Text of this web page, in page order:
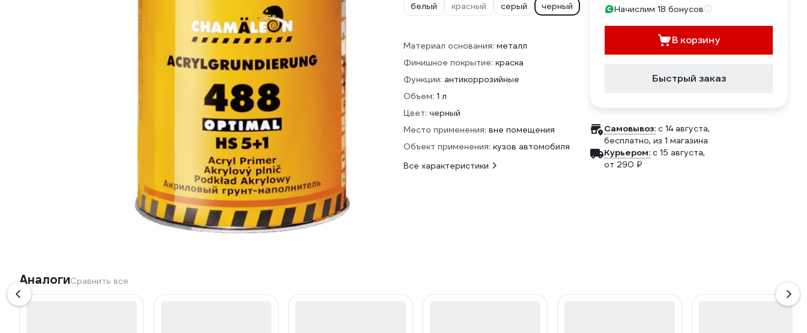
белый
красный серый черный
Материал основания: металл
Финишное покрытие: краска
Функции: антикоррозийные
Объем: 1 л
Цвет: черный
Место применения: вне помещения
Объект применения: кузов автомобиля
Все характеристики
Начислим 18 бонусов
В корзину
Быстрый заказ
Самовывоз: c 14 августа,
бесплатно, из 1 магазина
Курьером: c 15 августа,
от 290 ₽
АналогиСравнить все